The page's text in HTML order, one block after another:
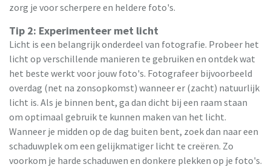
zorg je voor scherpere en heldere foto's.
Tip 2: Experimenteer met licht
Licht is een belangrijk onderdeel van fotografie. Probeer het
licht op verschillende manieren te gebruiken en ontdek wat
het beste werkt voor jouw foto's. Fotografeer bijvoorbeeld
overdag (net na zonsopkomst) wanneer er (zacht) natuurlijk
licht is. Als je binnen bent, ga dan dicht bij een raam staan
om optimaal gebruik te kunnen maken van het licht.
Wanneer je midden op de dag buiten bent, zoek dan naar een
schaduwplek om een gelijkmatiger licht te creëren. Zo
voorkom je harde schaduwen en donkere plekken op je foto's.